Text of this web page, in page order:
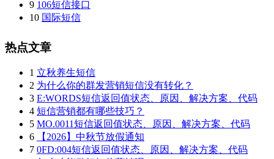
9 106短信接口
10 国际短信
热点文章
1 立秋养生短信
2 为什么你的群发营销短信没有转化？
3 E:WORDS短信返回值状态、原因、解决方案、代码
4 短信营销都有哪些技巧？
5 MO.0011短信返回值状态、原因、解决方案、代码
6
【2026】中秋节放假通知
7 0FD:004短信返回值状态、原因、解决方案、代码